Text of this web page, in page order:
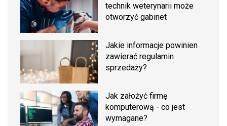
technik weterynarii może
otworzyć gabinet
Jakie informacje powinien
zawierać regulamin
sprzedaży?
Jak założyć firmę
komputerową - co jest
wymagane?